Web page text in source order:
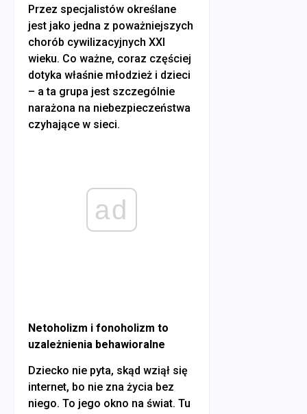
Przez specjalistów określane
jest jako jedna z poważniejszych
chorób cywilizacyjnych XXI
wieku. Co ważne, coraz częściej
dotyka właśnie młodzież i dzieci
– a ta grupa jest szczególnie
narażona na niebezpieczeństwa
czyhające w sieci.
ad
Netoholizm i fonoholizm to
uzależnienia behawioralne
Dziecko nie pyta, skąd wziął się
internet, bo nie zna życia bez
niego. To jego okno na świat. Tu